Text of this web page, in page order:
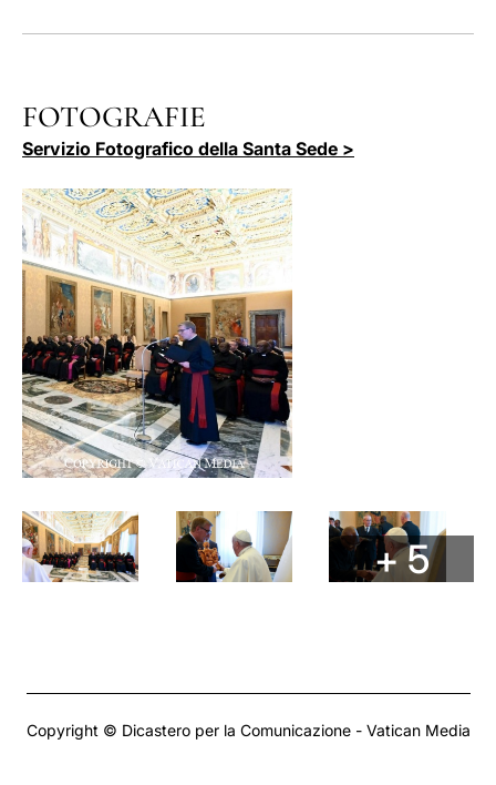
FOTOGRAFIE
Servizio Fotografico della Santa Sede >
+ 5
Copyright © Dicastero per la Comunicazione - Vatican Media